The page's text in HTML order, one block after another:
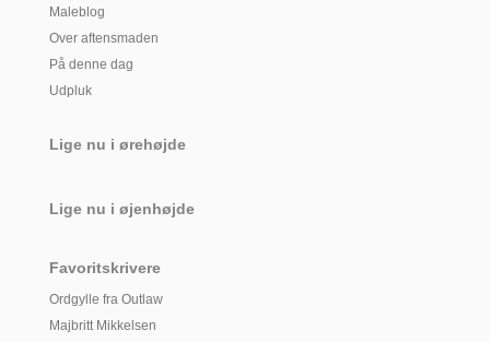
Maleblog
Over aftensmaden
På denne dag
Udpluk
Lige nu i ørehøjde
Lige nu i øjenhøjde
Favoritskrivere
Ordgylle fra Outlaw
Majbritt Mikkelsen